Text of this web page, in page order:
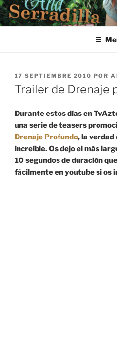
Saltar
al
contenido
PUBLICADO
EL
17 SEPTIEMBRE 2010 POR
Trailer de Drenaje
Durante estos días en
una serie de teasers
Drenaje Profundo, la verdad
increíble. Os dejo el más
10 segundos de duración
fácilmente en youtube si os